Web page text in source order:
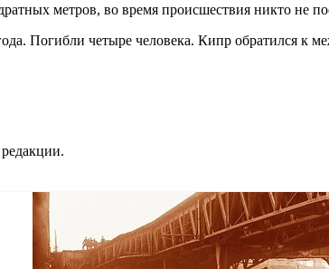
метров, во время происшествия никто не
Погибли четыре человека. Кипр обратился к